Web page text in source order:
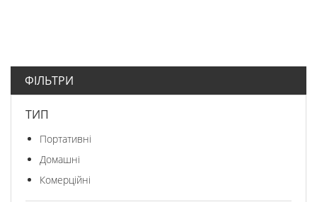
ФІЛЬТРИ
ТИП
Портативні
Домашні
Комерційні